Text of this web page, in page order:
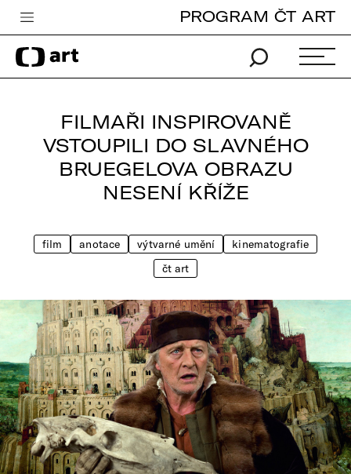
Česká televize
Zpravodajství
iVysílání
TV program
edu
PROGRAM ČT ART
FILMAŘI INSPIROVANĚ
VSTOUPILI DO SLAVNÉHO
BRUEGELOVA OBRAZU
NESENÍ KŘÍŽE
film anotace výtvarné umění
kinematografie
čt art